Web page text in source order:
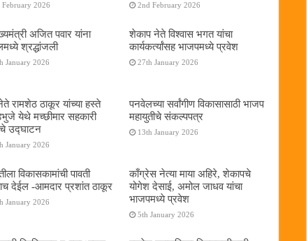
February 2026 2nd February 2026
अजित पवार यांना
श्रद्धांजली
January 2026
शेकाप नेते विश्वास भगत यांचा
कार्यकर्त्यांसह भाजपमध्ये प्रवेश
27th January 2026
रामशेठ ठाकूर यांच्या हस्ते
येथे मच्छीमार सहकारी
उद्घाटन
January 2026
पनवेलच्या सर्वांगीण विकासासाठी भाजप
महायुतीचे संकल्पपत्र
13th January 2026
विकासकामांची पावती
देईल -आमदार प्रशांत ठाकूर
January 2026
काँग्रेस नेत्या माया अहिरे, शेकापचे
योगेश देसाई, अमोल जाधव यांचा
भाजपमध्ये प्रवेश
5th January 2026